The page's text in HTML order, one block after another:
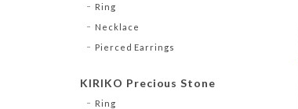
Ring
Necklace
Pierced Earrings
KIRIKO Precious Stone
Ring